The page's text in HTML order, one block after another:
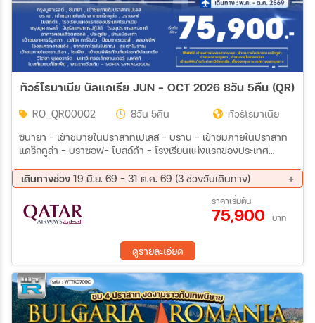
ตั้งแต่วันที่
ถึงวันที่
เฉพาะเดือน
ค้นหา
ทัวร์โรมาเนีย บัลแกเรีย JUN - OCT 2026 8วัน 5คืน (QR)
RO_QR00002 8วัน 5คืน
ทัวร์โรมาเนีย
ซินายา – เข้าชมายในปราสาทเปเลส – บราน - เข้าชมภายในปราสาท
แดร๊กคูล่า - บราซอฟ– โบสถ์ดำ – โรงเรียนแห่งแรกของประเทศ
เสิร์ตฮอลล์ - ประตูชัย – ย่านเมืองเก่า – เข้าชมอาคารรัฐสภา – ป้อมซา
เรเวตส์ – พลอฟดิฟ โรงละครกลางแจ้ง – ซากสภาโรมันโบราณ –
สุเหร่าโบราณ – เข้าชมภายในอารามริลา - เข้าชมพิพิธภัณฑ์แห่งชาติ
บัลแกเรีย –มหาวิหารอเล็กซานเดอร์ เนฟสกี - โบสถ์เซนต์โซเฟีย
เดินทางช่วง 19 มิ.ย. 69 - 31 ต.ค. 69 (3 ช่วงวันเดินทาง)
09 ต.ค. 69 - 16 ต.ค. 69
23 ต.ค. 69 - 30 ต.ค. 69
ราคาเริ่มต้น
75,900 บาท
ดูรายละเอียด